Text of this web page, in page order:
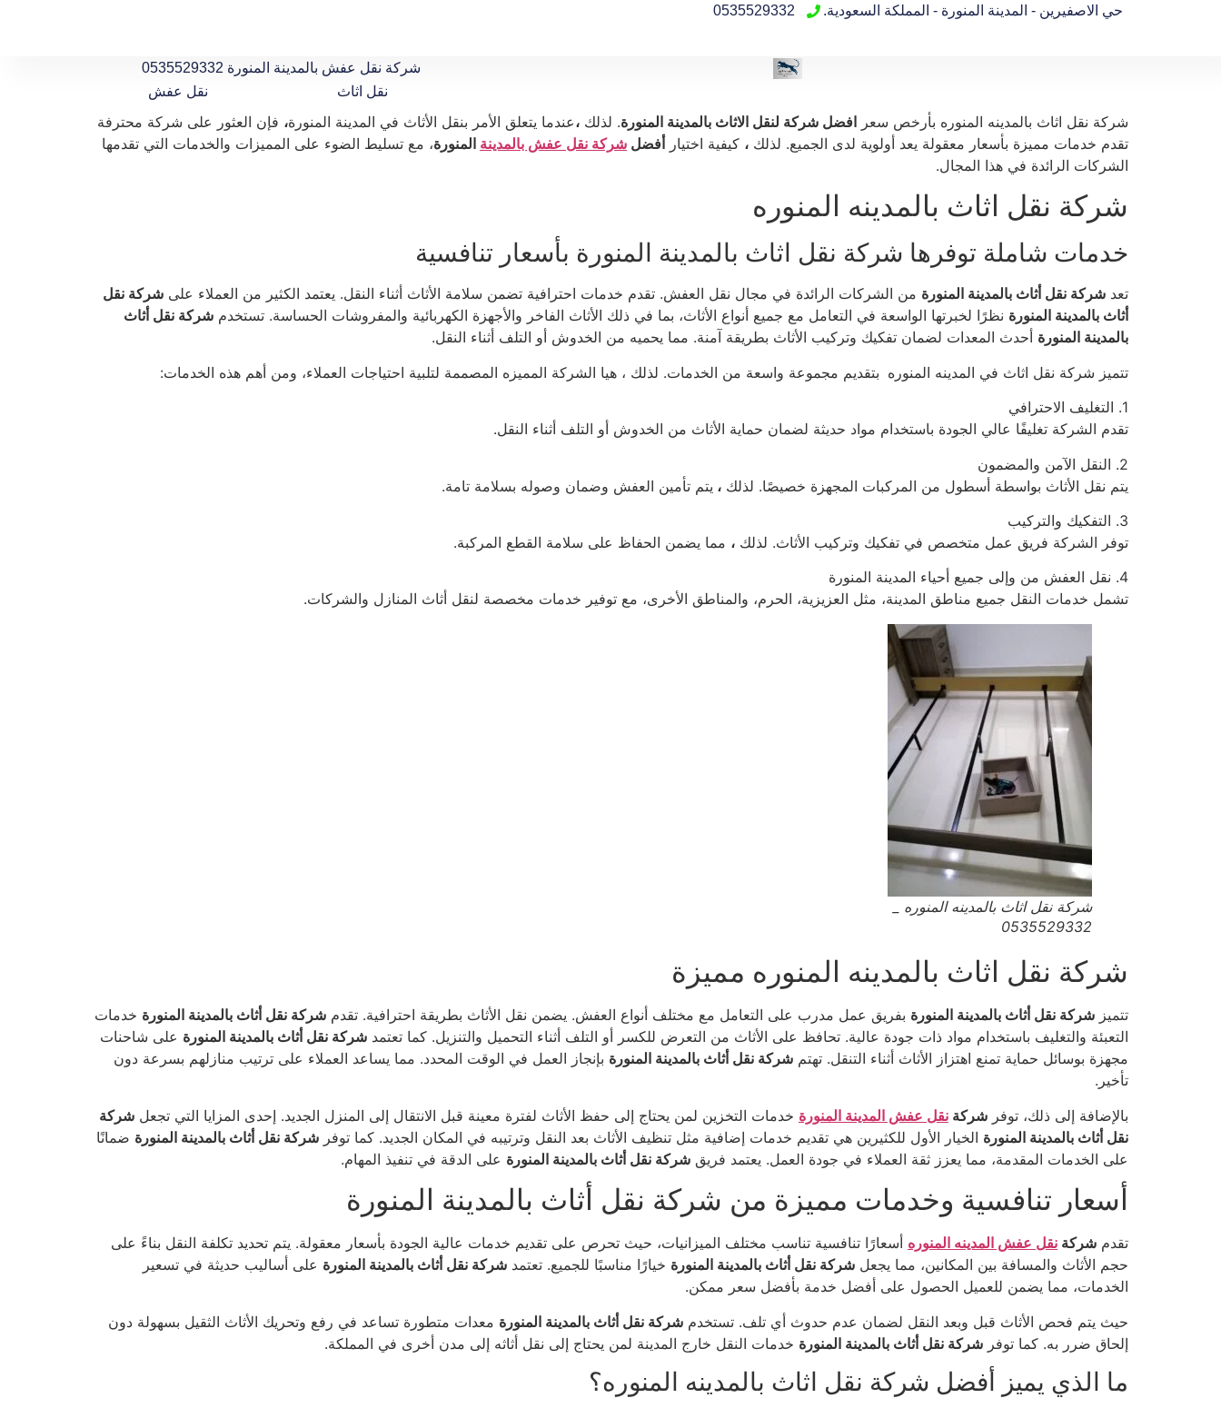
حي الاصفيرين - المدينة المنورة - المملكة السعودية. 0535529332
شركة نقل عفش بالمدينة المنورة 0535529332
نقل اثاث
نقل عفش
شركة نقل اثاث بالمدينه المنوره بأرخص سعر افضل شركة لنقل الاثاث بالمدينة المنورة. لذلك ،عندما يتعلق الأمر بنقل الأثاث في المدينة المنورة، فإن العثور على شركة محترفة
تقدم خدمات مميزة بأسعار معقولة يعد أولوية لدى الجميع. لذلك ، كيفية اختيار أفضل شركة نقل عفش بالمدينة المنورة، مع تسليط الضوء على المميزات والخدمات التي تقدمها
الشركات الرائدة في هذا المجال.
شركة نقل اثاث بالمدينه المنوره
خدمات شاملة توفرها شركة نقل اثاث بالمدينة المنورة بأسعار تنافسية
تعد شركة نقل أثاث بالمدينة المنورة من الشركات الرائدة في مجال نقل العفش. تقدم خدمات احترافية تضمن سلامة الأثاث أثناء النقل. يعتمد الكثير من العملاء على شركة نقل
أثاث بالمدينة المنورة نظرًا لخبرتها الواسعة في التعامل مع جميع أنواع الأثاث، بما في ذلك الأثاث الفاخر والأجهزة الكهربائية والمفروشات الحساسة. تستخدم شركة نقل أثاث
بالمدينة المنورة أحدث المعدات لضمان تفكيك وتركيب الأثاث بطريقة آمنة. مما يحميه من الخدوش أو التلف أثناء النقل.
تتميز شركة نقل اثاث في المدينه المنوره بتقديم مجموعة واسعة من الخدمات. لذلك ، هيا الشركة المميزه المصممة لتلبية احتياجات العملاء، ومن أهم هذه الخدمات:
1. التغليف الاحترافي
تقدم الشركة تغليفًا عالي الجودة باستخدام مواد حديثة لضمان حماية الأثاث من الخدوش أو التلف أثناء النقل.
2. النقل الآمن والمضمون
يتم نقل الأثاث بواسطة أسطول من المركبات المجهزة خصيصًا. لذلك ، يتم تأمين العفش وضمان وصوله بسلامة تامة.
3. التفكيك والتركيب
توفر الشركة فريق عمل متخصص في تفكيك وتركيب الأثاث. لذلك ، مما يضمن الحفاظ على سلامة القطع المركبة.
4. نقل العفش من وإلى جميع أحياء المدينة المنورة
تشمل خدمات النقل جميع مناطق المدينة، مثل العزيزية، الحرم، والمناطق الأخرى، مع توفير خدمات مخصصة لنقل أثاث المنازل والشركات.
شركة نقل اثاث بالمدينه المنوره _
0535529332
شركة نقل اثاث بالمدينه المنوره مميزة
تتميز شركة نقل أثاث بالمدينة المنورة بفريق عمل مدرب على التعامل مع مختلف أنواع العفش. يضمن نقل الأثاث بطريقة احترافية. تقدم شركة نقل أثاث بالمدينة المنورة خدمات
التعبئة والتغليف باستخدام مواد ذات جودة عالية. تحافظ على الأثاث من التعرض للكسر أو التلف أثناء التحميل والتنزيل. كما تعتمد شركة نقل أثاث بالمدينة المنورة على شاحنات
مجهزة بوسائل حماية تمنع اهتزاز الأثاث أثناء التنقل. تهتم شركة نقل أثاث بالمدينة المنورة بإنجاز العمل في الوقت المحدد. مما يساعد العملاء على ترتيب منازلهم بسرعة دون
تأخير.
بالإضافة إلى ذلك، توفر شركة نقل عفش المدينة المنورة خدمات التخزين لمن يحتاج إلى حفظ الأثاث لفترة معينة قبل الانتقال إلى المنزل الجديد. إحدى المزايا التي تجعل شركة
نقل أثاث بالمدينة المنورة الخيار الأول للكثيرين هي تقديم خدمات إضافية مثل تنظيف الأثاث بعد النقل وترتيبه في المكان الجديد. كما توفر شركة نقل أثاث بالمدينة المنورة ضمانًا
على الخدمات المقدمة، مما يعزز ثقة العملاء في جودة العمل. يعتمد فريق شركة نقل أثاث بالمدينة المنورة على الدقة في تنفيذ المهام.
أسعار تنافسية وخدمات مميزة من شركة نقل أثاث بالمدينة المنورة
تقدم شركة نقل عفش المدينه المنوره أسعارًا تنافسية تناسب مختلف الميزانيات، حيث تحرص على تقديم خدمات عالية الجودة بأسعار معقولة. يتم تحديد تكلفة النقل بناءً على
حجم الأثاث والمسافة بين المكانين، مما يجعل شركة نقل أثاث بالمدينة المنورة خيارًا مناسبًا للجميع. تعتمد شركة نقل أثاث بالمدينة المنورة على أساليب حديثة في تسعير
الخدمات، مما يضمن للعميل الحصول على أفضل خدمة بأفضل سعر ممكن.
حيث يتم فحص الأثاث قبل وبعد النقل لضمان عدم حدوث أي تلف. تستخدم شركة نقل أثاث بالمدينة المنورة معدات متطورة تساعد في رفع وتحريك الأثاث الثقيل بسهولة دون
إلحاق ضرر به. كما توفر شركة نقل أثاث بالمدينة المنورة خدمات النقل خارج المدينة لمن يحتاج إلى نقل أثاثه إلى مدن أخرى في المملكة.
ما الذي يميز أفضل شركة نقل اثاث بالمدينه المنوره؟